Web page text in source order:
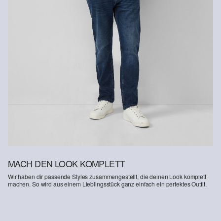
MACH DEN LOOK KOMPLETT
Wir haben dir passende Styles zusammengestellt, die deinen Look komplett
machen. So wird aus einem Lieblingsstück ganz einfach ein perfektes Outfit.